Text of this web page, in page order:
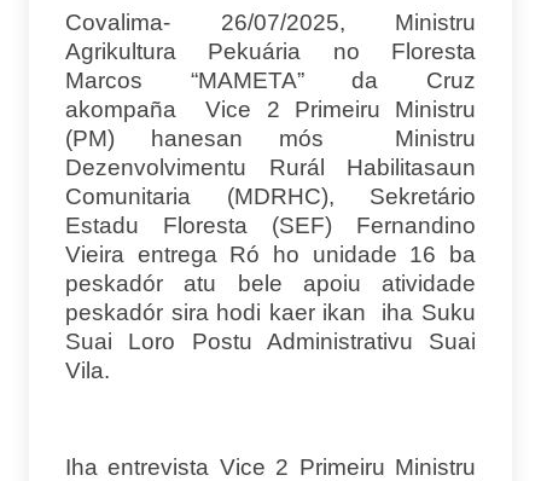
Covalima- 26/07/2025, Ministru
Agrikultura Pekuária no Floresta
Marcos “MAMETA” da Cruz
akompaña Vice 2 Primeiru Ministru
(PM) hanesan mós Ministru
Dezenvolvimentu Rurál Habilitasaun
Comunitaria (MDRHC), Sekretário
Estadu Floresta (SEF) Fernandino
Vieira entrega Ró ho unidade 16 ba
peskadór atu bele apoiu atividade
peskadór sira hodi kaer ikan iha Suku
Suai Loro Postu Administrativu Suai
Vila.
Iha entrevista Vice 2 Primeiru Ministru